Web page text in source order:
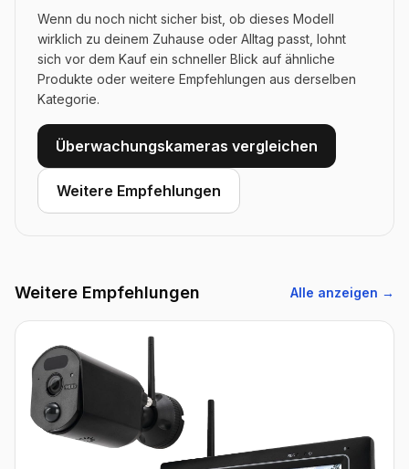
Wenn du noch nicht sicher bist, ob dieses Modell
wirklich zu deinem Zuhause oder Alltag passt, lohnt
sich vor dem Kauf ein schneller Blick auf ähnliche
Produkte oder weitere Empfehlungen aus derselben
Kategorie.
Überwachungskameras vergleichen
Weitere Empfehlungen
Weitere Empfehlungen Alle anzeigen →